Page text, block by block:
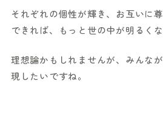
それぞれの個性が輝き、お互いに
できれば、もっと世の中が明るく
理想論かもしれませんが、みんな
現したいですね。